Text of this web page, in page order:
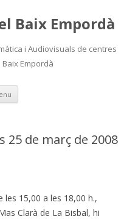
Baix Empordà
i Audiovisuals de centres
Empordà
Skip
content
25 de març de 2008
les 15,00 a les 18,00 h.,
Clarà de La Bisbal, hi